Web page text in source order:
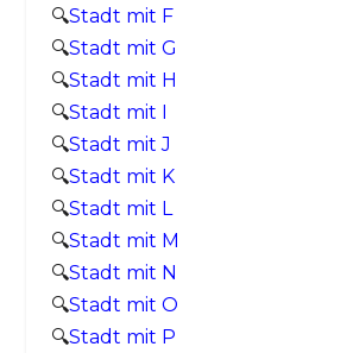
🔍Stadt mit F
🔍Stadt mit G
🔍Stadt mit H
🔍Stadt mit I
🔍Stadt mit J
🔍Stadt mit K
🔍Stadt mit L
🔍Stadt mit M
🔍Stadt mit N
🔍Stadt mit O
🔍Stadt mit P